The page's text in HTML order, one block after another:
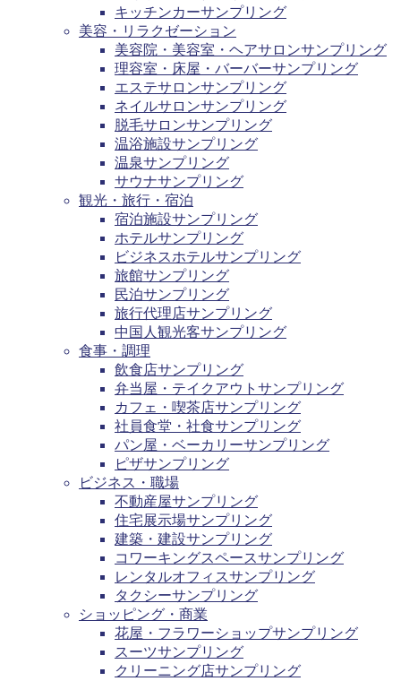
キッチンカーサンプリング
美容・リラクゼーション
美容院・美容室・ヘアサロンサンプリング
理容室・床屋・バーバーサンプリング
エステサロンサンプリング
ネイルサロンサンプリング
脱毛サロンサンプリング
温浴施設サンプリング
温泉サンプリング
サウナサンプリング
観光・旅行・宿泊
宿泊施設サンプリング
ホテルサンプリング
ビジネスホテルサンプリング
旅館サンプリング
民泊サンプリング
旅行代理店サンプリング
中国人観光客サンプリング
食事・調理
飲食店サンプリング
弁当屋・テイクアウトサンプリング
カフェ・喫茶店サンプリング
社員食堂・社食サンプリング
パン屋・ベーカリーサンプリング
ピザサンプリング
ビジネス・職場
不動産屋サンプリング
住宅展示場サンプリング
建築・建設サンプリング
コワーキングスペースサンプリング
レンタルオフィスサンプリング
タクシーサンプリング
ショッピング・商業
花屋・フラワーショップサンプリング
スーツサンプリング
クリーニング店サンプリング